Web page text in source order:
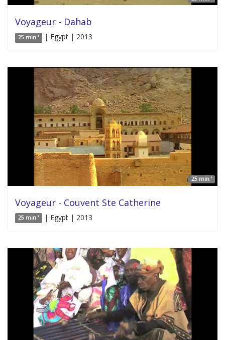
Voyageur - Dahab
25 min ' | Egypt | 2013
25 min '
Voyageur - Couvent Ste Catherine
25 min ' | Egypt | 2013